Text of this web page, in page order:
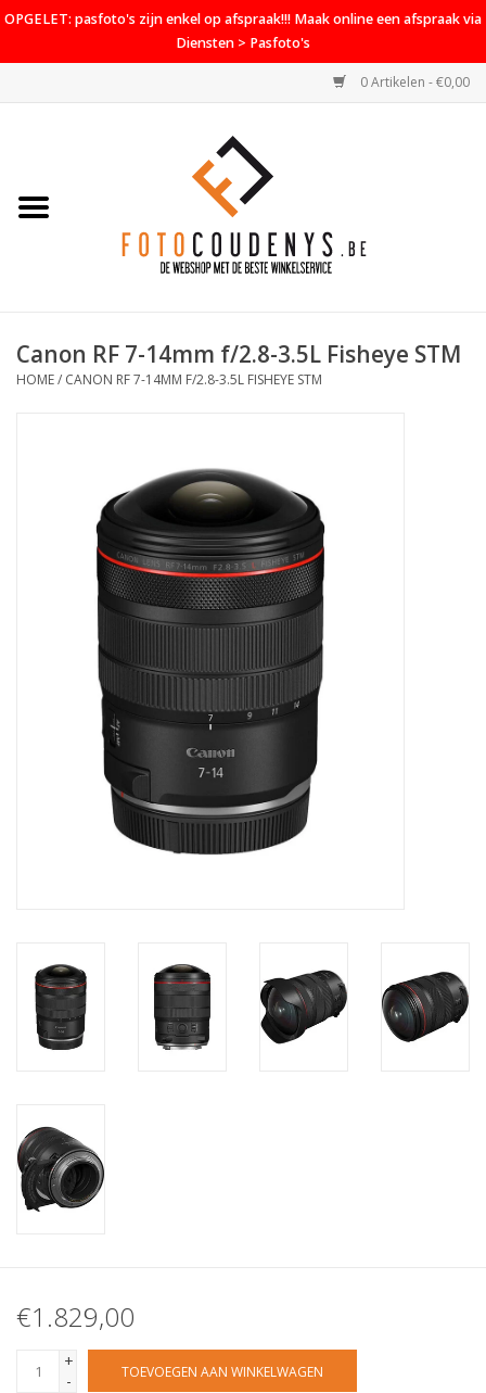
OPGELET: pasfoto's zijn enkel op afspraak!!! Maak online een afspraak via
Diensten > Pasfoto's
0 Artikelen - €0,00
Home
PROMO
Canon RF 7-14mm f/2.8-3.5L Fisheye STM
HOME/ CANON RF 7-14MM F/2.8-3.5L FISHEYE STM
€1.829,00
+
-
TOEVOEGEN AAN WINKELWAGEN